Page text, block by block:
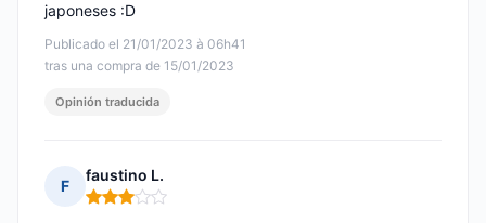
Publicado el 21/01/2023 à 06h41
tras una compra de 15/01/2023
japoneses :D
Opinión traducida
F
faustino L.
Nota: 3 de 5